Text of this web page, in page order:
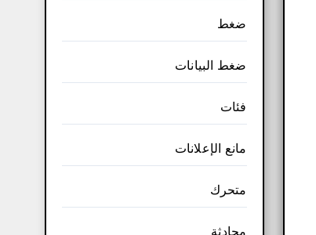
ضغط
ضغط البيانات
فئات
مانع الإعلانات
متحرك
محادثة